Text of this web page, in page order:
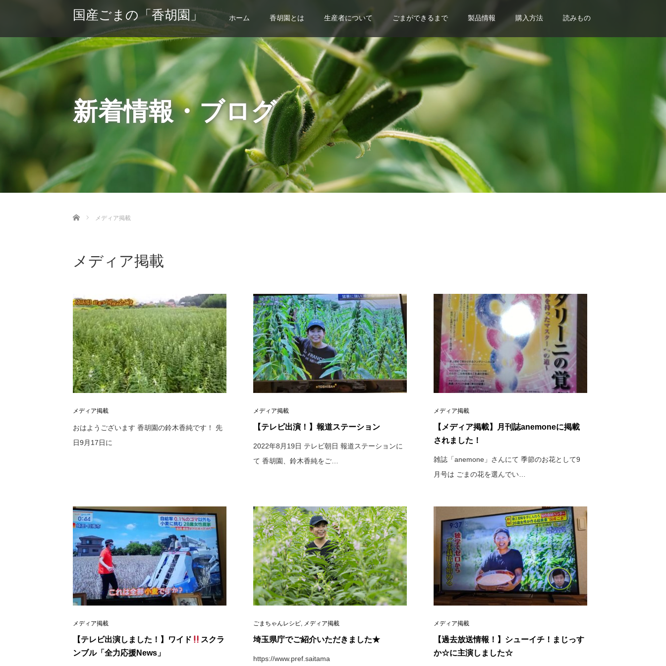
国産ごまの「香胡園」 ホーム 香胡園とは 生産者について ごまができるまで 製品情報 購入方法 読みもの
新着情報・ブログ
Home メディア掲載
メディア掲載
メディア掲載
おはようございます 香胡園の鈴木香純です！ 先
日9月17日に
メディア掲載
【テレビ出演！】報道ステーション
2022年8月19日 テレビ朝日 報道ステーションに
て 香胡園、鈴木香純をご…
メディア掲載
【メディア掲載】月刊誌anemoneに掲載
されました！
雑誌「anemone」さんにて 季節のお花として9
月号は ごまの花を選んでい…
メディア掲載
【テレビ出演しました！】ワイド
スクラ
ンブル「全力応援News」
ごまちゃんレシピ, メディア掲載
埼玉県庁でご紹介いただきました★
https://www.pref.saitama
メディア掲載
【過去放送情報！】シューイチ！まじっす
か☆に主演しました☆